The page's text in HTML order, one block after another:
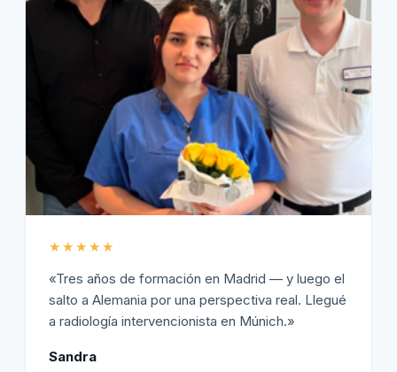
★★★★★
«Tres años de formación en Madrid — y luego el
salto a Alemania por una perspectiva real. Llegué
a radiología intervencionista en Múnich.»
Sandra